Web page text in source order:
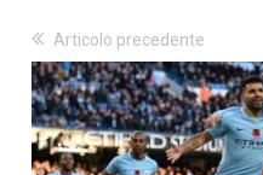
Articolo precedente